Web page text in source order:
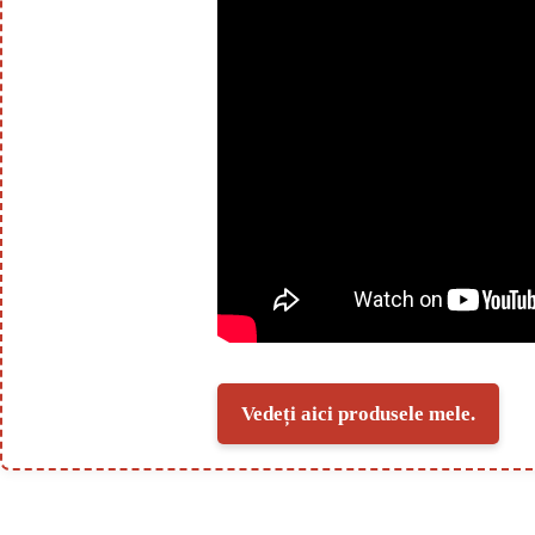
Vedeți aici produsele mele.